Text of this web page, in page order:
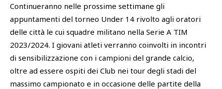
Continueranno nelle prossime settimane gli
appuntamenti del torneo Under 14 rivolto agli oratori
delle città le cui squadre militano nella Serie A TIM
2023/2024. I giovani atleti verranno coinvolti in incontri
di sensibilizzazione con i campioni del grande calcio,
oltre ad essere ospiti dei Club nei tour degli stadi del
massimo campionato e in occasione delle partite della